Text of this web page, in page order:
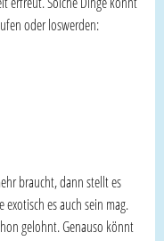
oder loswerden:
braucht, dann stellt es
es auch sein mag.
gelohnt. Genauso könnt